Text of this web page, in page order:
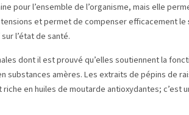
pour l’ensemble de l’organisme, mais elle
tensions et permet de compenser efficacement le
l’état de santé.
dont il est prouvé qu’elles soutiennent la
amères. Les extraits de pépins de
en huiles de moutarde antioxydantes;